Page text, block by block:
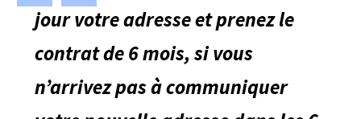
jour votre adresse et prenez le
contrat de 6 mois, si vous
n’arrivez pas à communiquer